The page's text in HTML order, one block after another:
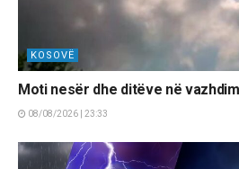
KOSOVË
Moti nesër dhe ditëve në
08/08/2026 | 23:33